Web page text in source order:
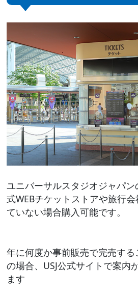
ユニバーサルスタジオジャパン
式WEBチケットストアや旅行
ていない場合購入可能です。
年に何度か事前販売で完売す
の場合、USJ公式サイトで案内
ます